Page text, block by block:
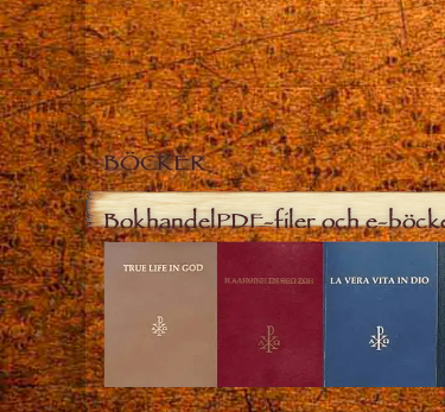
BÖCKER
BokhandelPDF-filer och e-